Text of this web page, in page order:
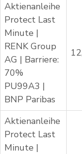
Aktienanleihe
Protect Last
Minute |
RENK Group
AG | Barriere:
70%
PU99A3 |
BNP Paribas
Aktienanleihe
Protect Last
Minute |